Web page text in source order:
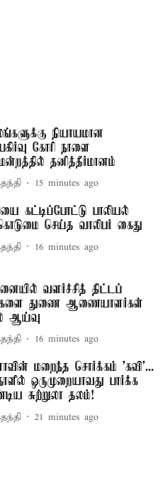
நியாயமான
கோரி நாளை
தனித்தீர்மானம்
15 minutes ago
கட்டிப்போட்டு பாலியல்
செய்த வாலிபர் கைது
16 minutes ago
வளர்ச்சித் திட்டப்
துணை ஆணையாளர்கள்
ஆய்வு
16 minutes ago
மறைந்த சொர்க்கம் 'கவி'...
ஒருமுறையாவது பார்க்க
சுற்றுலா தலம்!
21 minutes ago